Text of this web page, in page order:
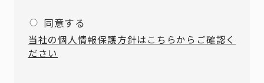
同意する
当社の個人情報保護方針はこちらからご確認く
ださい